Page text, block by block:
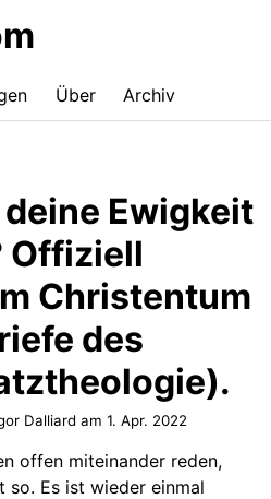
Über Archiv
Ewigkeit
Offiziell
Christentum
des
Dalliard am 1. Apr. 2022
offen miteinander reden,
so. Es ist wieder einmal